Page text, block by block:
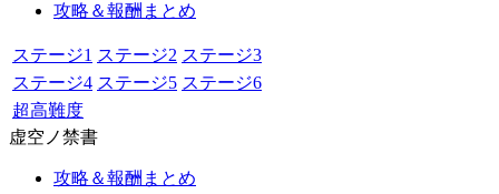
攻略＆報酬まとめ
ステージ1 ステージ2 ステージ3
ステージ4 ステージ5 ステージ6
超高難度
虚空ノ禁書
攻略＆報酬まとめ